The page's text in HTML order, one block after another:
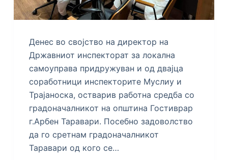
Денес во својство на директор на
Државниот инспекторат за локална
самоуправа придружуван и од двајца
соработници инспекторите Муслиу и
Трајаноска, остварив работна средба со
градоначалникот на општина Гостиврар
г.Арбен Таравари. Посебно задоволство
да го сретнам градоначалникот
Таравари од кого се…